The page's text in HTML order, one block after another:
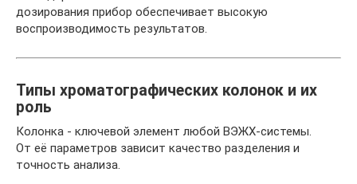
дозирования прибор обеспечивает высокую
воспроизводимость результатов.
Типы хроматографических колонок и их
роль
Колонка - ключевой элемент любой ВЭЖХ-системы.
От её параметров зависит качество разделения и
точность анализа.